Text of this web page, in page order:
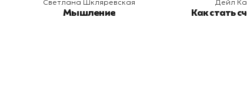
Светлана Шкляревская
Мышление
Дейл
Как стать